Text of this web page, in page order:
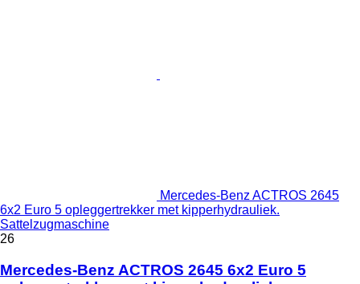
Mercedes-Benz ACTROS 2645
6x2 Euro 5 opleggertrekker met kipperhydrauliek.
Sattelzugmaschine
26
Mercedes-Benz ACTROS 2645 6x2 Euro 5